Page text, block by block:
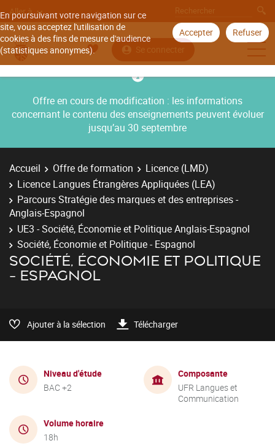
En poursuivant votre navigation sur ce
site, vous acceptez l'utilisation de
cookies à des fins de mesure d'audience
(statistiques anonymes).
Accepter Refuser
Aller à
Se connecter
Offre en cours de modification : les informations
concernant le contenu des enseignements peuvent évoluer
jusqu’au 30 septembre
Accueil Offre de formation
Licence (LMD)
Licence Langues Étrangères Appliquées (LEA)
Parcours Stratégie des marques et des entreprises -
Anglais-Espagnol
UE3 - Société, Économie et Politique Anglais-Espagnol
Société, Économie et Politique - Espagnol
SOCIÉTÉ, ÉCONOMIE ET POLITIQUE
- ESPAGNOL
Ajouter à la sélection Télécharger
Niveau d'étude
BAC +2
Composante
UFR Langues et
Communication
Volume horaire
18h